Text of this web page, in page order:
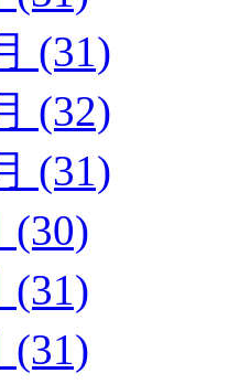
(31)
(32)
(31)
(30)
(31)
(31)